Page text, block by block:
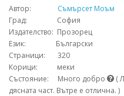
Автор:
Съмърсет Моъм
Град: София
Издателство: Прозорец
Език: Български
Страници: 320
Корици: меки
Състояние: Много добро
(
дясната част. Вътре е отлична. )